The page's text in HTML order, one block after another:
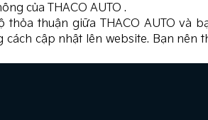
của THACO AUTO .
thuận giữa THACO AUTO và
cập nhật lên website. Bạn